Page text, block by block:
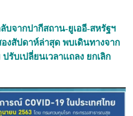
บจากปากีสถาน-ยูเออี-สหรัฐฯ
งสัปดาห์ล่าสุด พบเดินทางจาก
รับเปลี่ยนเวลาเเถลง ยกเลิก